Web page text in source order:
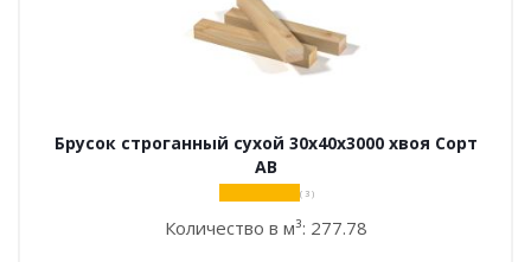
Брусок строганный сухой 30х40х3000 хвоя Сорт
АВ
( 3 )
Количество в м³: 277.78